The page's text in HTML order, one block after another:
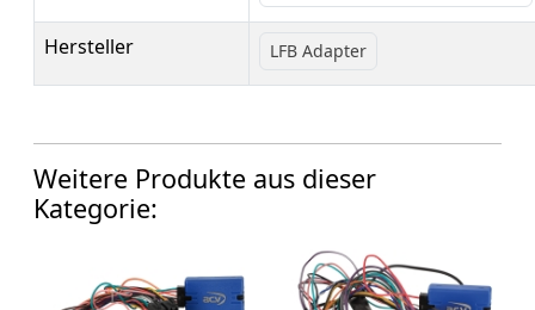
Hersteller LFB Adapter
Weitere Produkte aus dieser
Kategorie: